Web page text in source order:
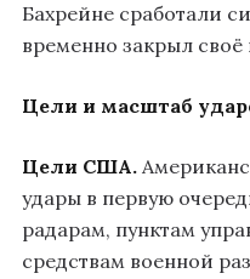
Бахрейне сработали
временно закрыл своё
Цели и масштаб
Цели США.
удары в первую
радарам, пунктам
средствам военной